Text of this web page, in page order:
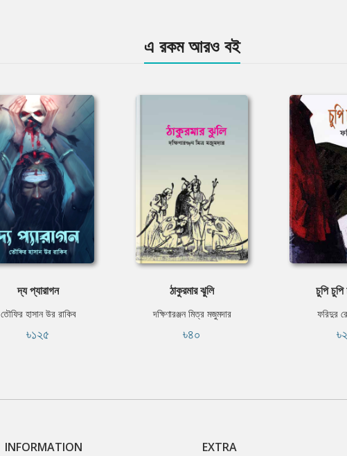
এ রকম আরও বই
দ্য প্যারাগন
তৌফির হাসান উর রাকিব
৳১২৫
ঠাকুরমার ঝুলি
দক্ষিণারঞ্জন মিত্র মজুমদার
৳৪০
চুপি চুপি
ফরিদুর
INFORMATION EXTRA